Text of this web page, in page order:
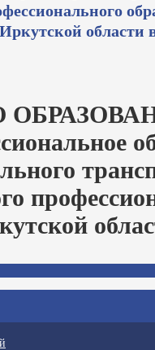
Иркутской области